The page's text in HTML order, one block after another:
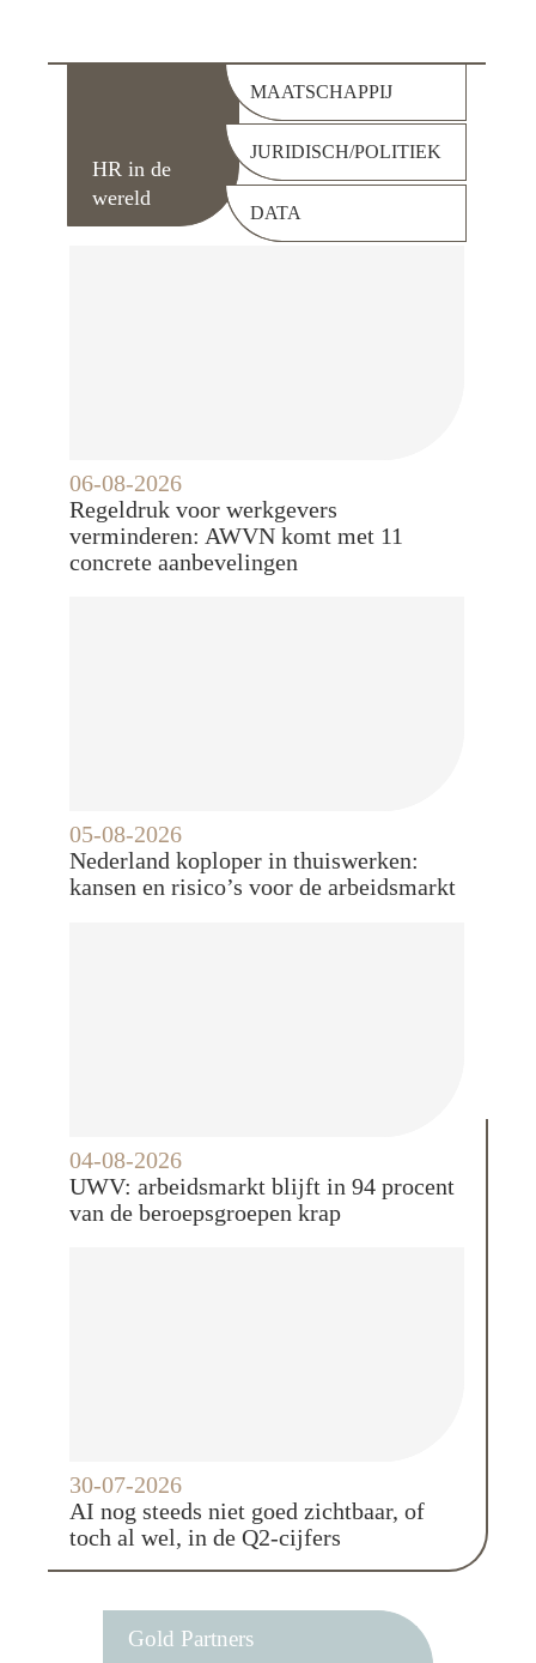
HR in de
wereld
MAATSCHAPPIJ
JURIDISCH/POLITIEK
DATA
06-08-2026
Regeldruk voor werkgevers
verminderen: AWVN komt met 11
concrete aanbevelingen
05-08-2026
Nederland koploper in thuiswerken:
kansen en risico’s voor de arbeidsmarkt
04-08-2026
UWV: arbeidsmarkt blijft in 94 procent
van de beroepsgroepen krap
30-07-2026
AI nog steeds niet goed zichtbaar, of
toch al wel, in de Q2-cijfers
Gold Partners